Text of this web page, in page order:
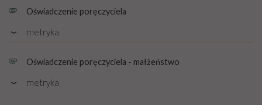
Oświadczenie poręczyciela
metryka
Oświadczenie poręczyciela - małżeństwo
metryka